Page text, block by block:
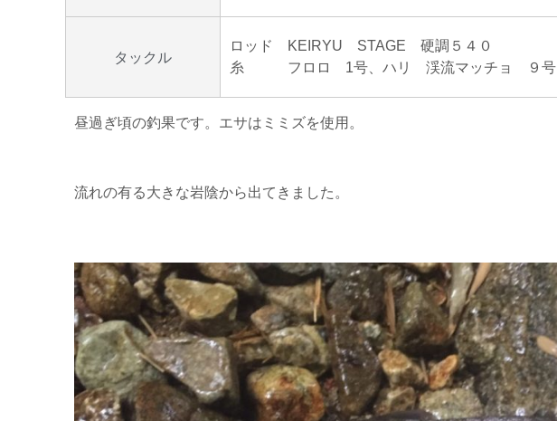
タックル
ロッド KEIRYU STAGE 硬調５４０
糸 フロロ 1号、ハリ 渓流マッチョ ９号
昼過ぎ頃の釣果です。エサはミミズを使用。
流れの有る大きな岩陰から出てきました。